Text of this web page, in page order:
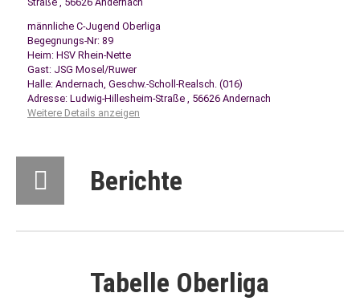
männliche C-Jugend Oberliga
Begegnungs-Nr: 89
Heim: HSV Rhein-Nette
Gast: JSG Mosel/Ruwer
Halle: Andernach, Geschw.-Scholl-Realsch. (016)
Adresse: Ludwig-Hillesheim-Straße , 56626 Andernach
Weitere Details anzeigen
Berichte
Tabelle Oberliga